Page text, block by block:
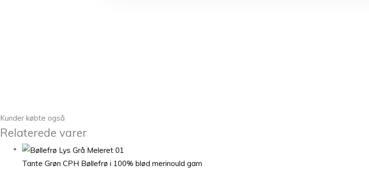
Kunder købte også
Relaterede varer
Tante Grøn CPH Bøllefrø i 100% blød merinould garn